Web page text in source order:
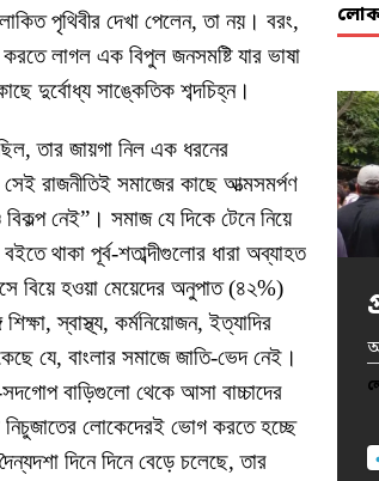
পৃথিবীর দেখা পেলেন, তা নয়। বরং,
লাগল এক বিপুল জনসমষ্টি যার ভাষা
দুর্বোধ্য সাঙ্কেতিক শব্দচিহ্ন।
তার জায়গা নিল এক ধরনের
রাজনীতিই সমাজের কাছে আত্মসমর্পণ
নেই”। সমাজ যে দিকে টেনে নিয়ে
থাকা পূর্ব-শতাব্দীগুলোর ধারা অব্যাহত
বিয়ে হওয়া মেয়েদের অনুপাত (৪২%)
স্বাস্থ্য, কর্মনিয়োজন, ইত্যাদির
যে, বাংলার সমাজে জাতি-ভেদ নেই।
সদগোপ বাড়িগুলো থেকে আসা বাচ্চাদের
নিচুজাতের লোকেদেরই ভোগ করতে হচ্ছে
দিনে দিনে বেড়ে চলেছে, তার